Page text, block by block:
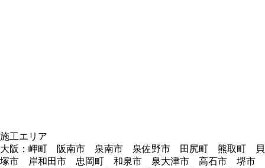
施工エリア
大阪：岬町 阪南市 泉南市 泉佐野市 田尻町 熊取町 貝
塚市 岸和田市 忠岡町 和泉市 泉大津市 高石市 堺市